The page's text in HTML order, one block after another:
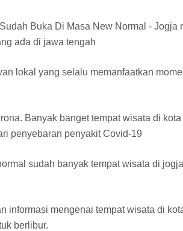
Buka Di Masa New Normal - Jogja
ada di jawa tengah
lokal yang selalu memanfaatkan
Banyak banget tempat wisata di
penyebaran penyakit Covid-19
sudah banyak tempat wisata di
informasi mengenai tempat wisata di
berlibur.